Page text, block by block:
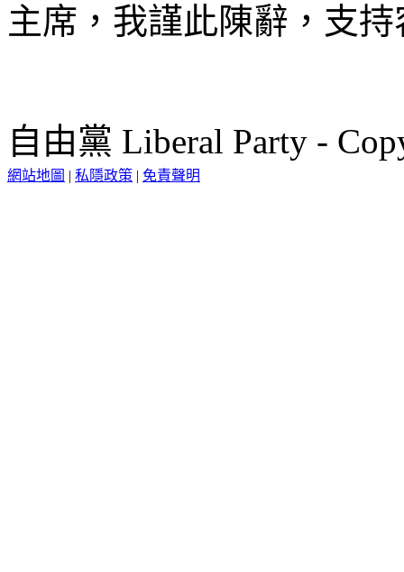
主席，我謹此陳辭，支
自由黨 Liberal Party -
網站地圖 | 私隱政策 | 免責聲明